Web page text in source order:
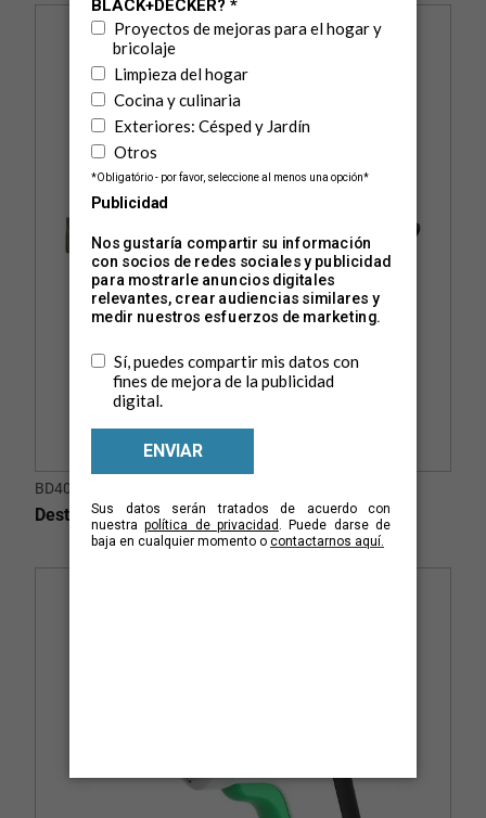
BD40K4-LA
Destornillador de iones de litio PUSH & GO 4V